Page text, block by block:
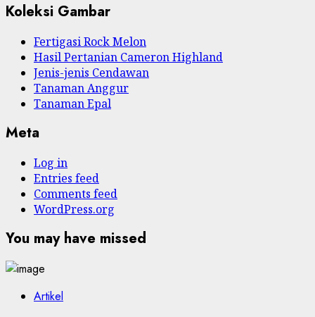
Koleksi Gambar
Fertigasi Rock Melon
Hasil Pertanian Cameron Highland
Jenis-jenis Cendawan
Tanaman Anggur
Tanaman Epal
Meta
Log in
Entries feed
Comments feed
WordPress.org
You may have missed
Artikel